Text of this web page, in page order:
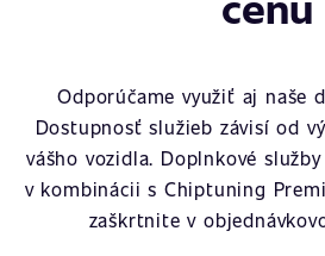
Odporúčame využiť aj naše
Dostupnosť služieb závisí od
vášho vozidla. Doplnkové
v kombinácii s Chiptuning
zaškrtnite v